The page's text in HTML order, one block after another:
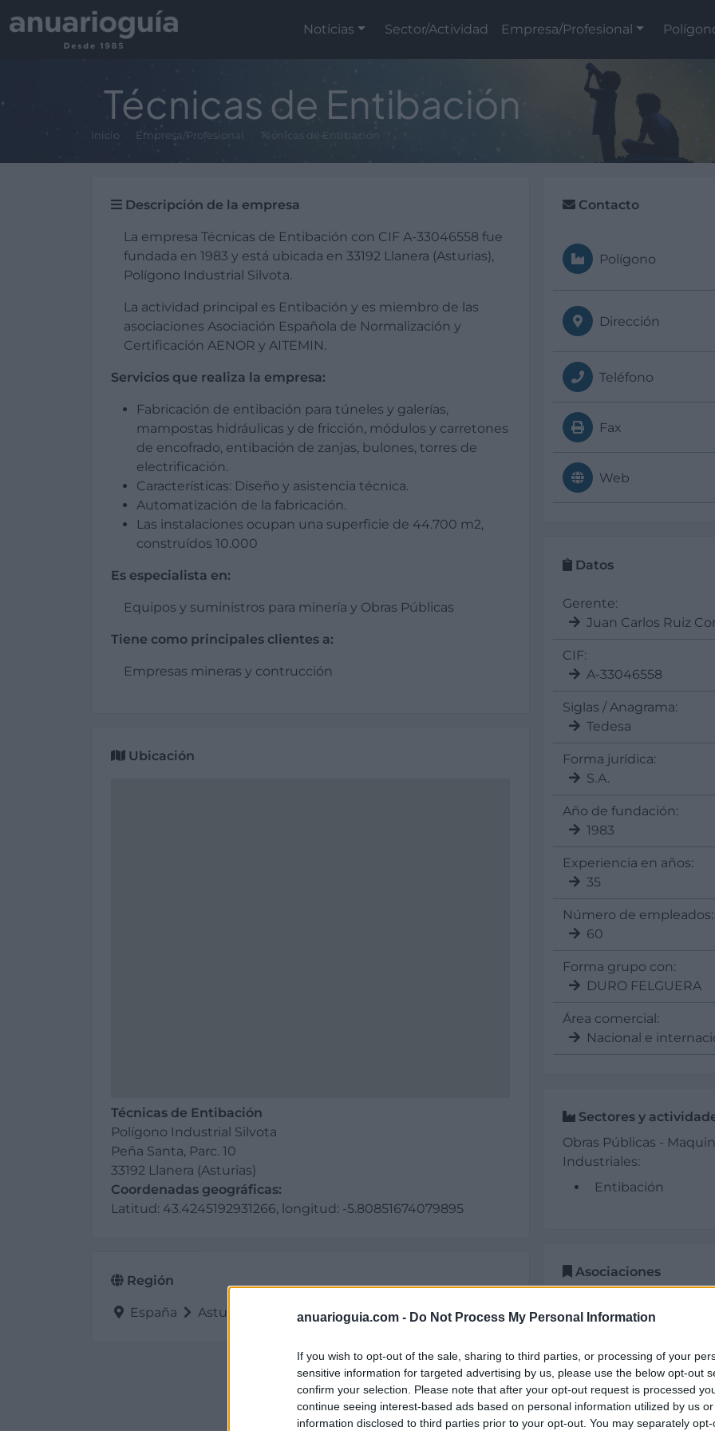
anuarioguia.com - Do Not Process My Personal Information
If you wish to opt-out of the sale, sharing to third parties, or processing of your
sensitive information for targeted advertising by us, please use the below opt-out
confirm your selection. Please note that after your opt-out request is processed
continue seeing interest-based ads based on personal information utilized by us
information disclosed to third parties prior to your opt-out. You may separately
Noticias Sector/Actividad Empresa/Profesional
Técnicas de Entibación
Inicio Empresa/Profesional Técnicas de Entibación
Descripción de la empresa
La empresa Técnicas de Entibación con CIF A-33046558 fue
fundada en 1983 y está ubicada en 33192 Llanera (Asturias),
Polígono Industrial Silvota.
La actividad principal es Entibación y es miembro de las
asociaciones Asociación Española de Normalización y
Certificación AENOR y AITEMIN.
Servicios que realiza la empresa:
Fabricación de entibación para túneles y galerías,
mampostas hidráulicas y de fricción, módulos y carretones
de encofrado, entibación de zanjas, bulones, torres de
electrificación.
Características: Diseño y asistencia técnica.
Automatización de la fabricación.
Las instalaciones ocupan una superficie de 44.700 m2,
construídos 10.000
Es especialista en:
Equipos y suministros para minería y Obras Públicas
Tiene como principales clientes a:
Empresas mineras y contrucción
Ubicación
Técnicas de Entibación
Polígono Industrial Silvota
Peña Santa, Parc. 10
33192 Llanera (Asturias)
Coordenadas geográficas:
Latitud: 43.4245192931266, longitud: -5.80851674079895
Región
España Asturias Llanera
Contacto
Polígono
Dirección
Teléfono
Fax
Web
Datos
Gerente:
Juan Carlos Ruiz
CIF:
A-33046558
Siglas / Anagrama:
Tedesa
Forma jurídica:
S.A.
Año de fundación:
1983
Experiencia en años:
35
Número de empleados:
60
Forma grupo con:
DURO FELGUERA
Área comercial:
Nacional e
Sectores y
Obras Públicas -
Industriales:
Entibación
Asociaciones
Técnicas de Entibación
Asociación
AITEMIN